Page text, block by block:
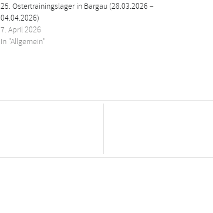
25. Ostertrainingslager in Bargau (28.03.2026 –
04.04.2026)
7. April 2026
In "Allgemein"